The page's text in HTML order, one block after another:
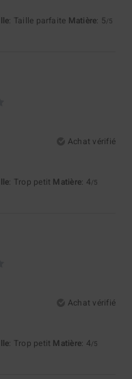
: Taille parfaite Matière: 5/5
Achat vérifié
: Trop petit Matière: 4/5
Achat vérifié
: Trop petit Matière: 4/5